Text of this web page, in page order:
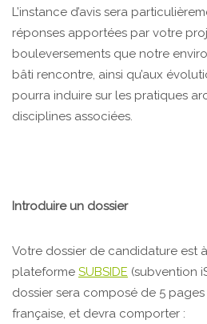
L’instance d’avis sera
réponses apportées par votre
bouleversements que notre
bâti rencontre, ainsi qu’aux
pourra induire sur les pratiques
disciplines associées.
Introduire un dossier
Votre dossier de candidature est
plateforme SUBSIDE (subvention
dossier sera composé de 5
française, et devra comporter :